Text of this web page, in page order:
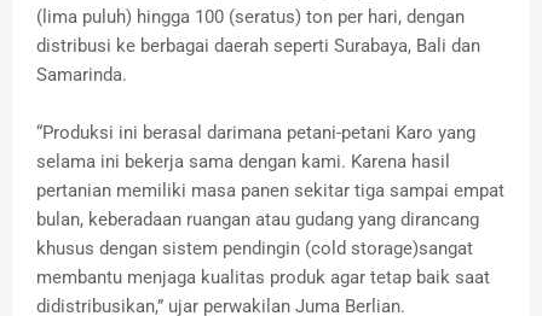
(lima puluh) hingga 100 (seratus) ton per hari, dengan
distribusi ke berbagai daerah seperti Surabaya, Bali dan
Samarinda.
“Produksi ini berasal darimana petani-petani Karo yang
selama ini bekerja sama dengan kami. Karena hasil
pertanian memiliki masa panen sekitar tiga sampai empat
bulan, keberadaan ruangan atau gudang yang dirancang
khusus dengan sistem pendingin (cold storage)sangat
membantu menjaga kualitas produk agar tetap baik saat
didistribusikan,” ujar perwakilan Juma Berlian.